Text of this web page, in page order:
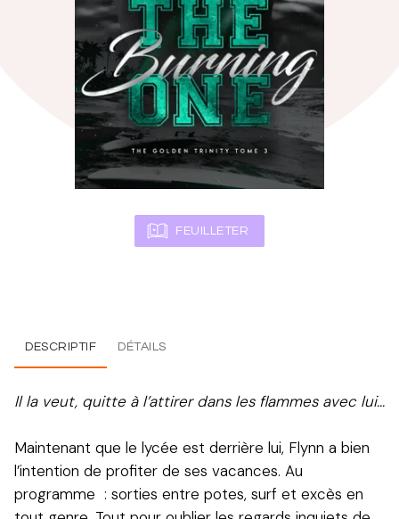
FEUILLETER
DESCRIPTIF DÉTAILS
Il la veut, quitte à l’attirer dans les flammes avec lui…
Maintenant que le lycée est derrière lui, Flynn a bien
l’intention de profiter de ses vacances. Au
programme : sorties entre potes, surf et excès en